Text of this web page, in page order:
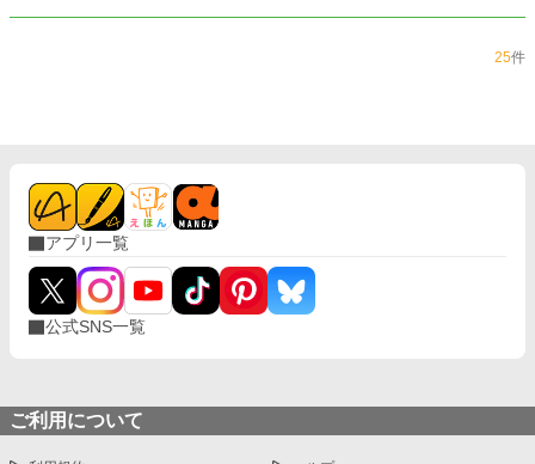
25件
アプリ一覧
公式SNS一覧
ご利用について